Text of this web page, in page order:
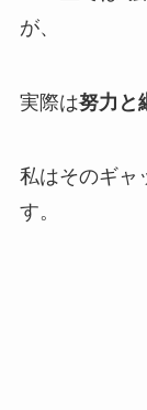
が、
実際は努力と
私はそのギャ
す。